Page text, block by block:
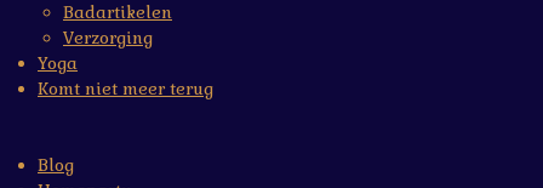
Badartikelen
Verzorging
Yoga
Komt niet meer terug
Blog